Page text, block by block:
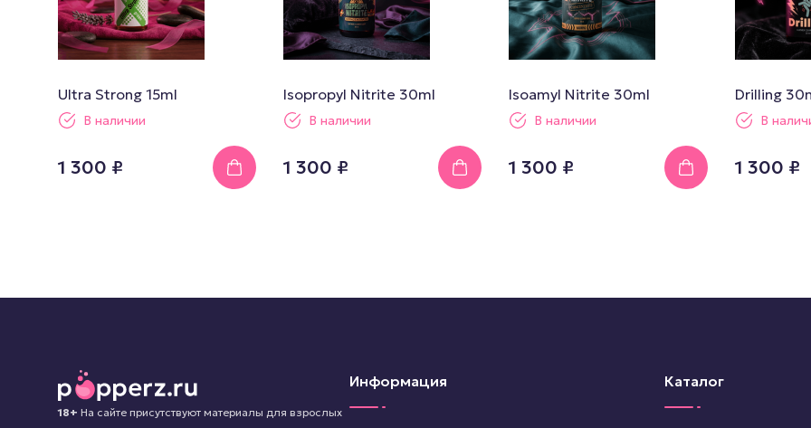
Ultra Strong 15ml
В наличии
1 300 ₽
Isopropyl Nitrite 30ml
В наличии
1 300 ₽
Isoamyl Nitrite 30ml
В наличии
1 300 ₽
Drilling
В
1 300 ₽
18+ На сайте присутствуют материалы для взрослых
Информация Каталог